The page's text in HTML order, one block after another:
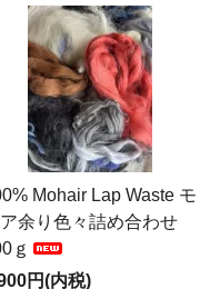
Mohair Lap Waste モ
余り色々詰め合わせ
ｇ
円(内税)